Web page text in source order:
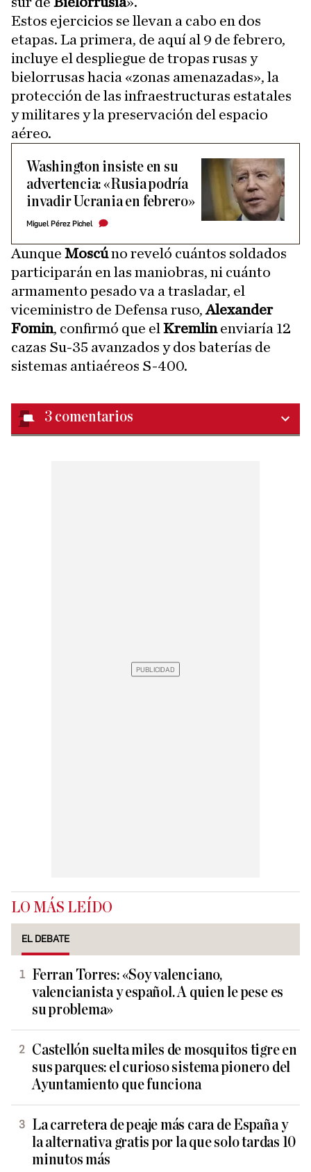
Estos ejercicios se llevan a cabo en dos
etapas. La primera, de aquí al 9 de febrero,
incluye el despliegue de tropas rusas y
bielorrusas hacia «zonas amenazadas», la
protección de las infraestructuras estatales
y militares y la preservación del espacio
aéreo.
Washington insiste en su
advertencia: «Rusia podría
invadir Ucrania en febrero»
Miguel Pérez Pichel
Aunque Moscúno reveló cuántos soldados
participarán en las maniobras, ni cuánto
armamento pesado va a trasladar, el
viceministro de Defensa ruso,Alexander
Fomin, confirmó que el Kremlinenviaría 12
cazas Su-35 avanzados y dos baterías de
sistemas antiaéreos S-400.
3 comentarios
LO MÁS LEÍDO
EL DEBATE
Ferran Torres: «Soy valenciano,
valencianista y español. A quien le pese es
su problema»
Castellón suelta miles de mosquitos tigre en
sus parques: el curioso sistema pionero del
Ayuntamiento que funciona
La carretera de peaje más cara de España y
la alternativa gratis por la que solo tardas 10
minutos más